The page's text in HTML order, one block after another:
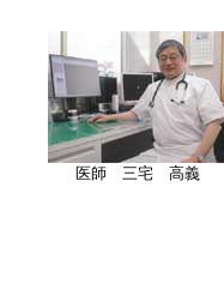
医師 三宅 高義